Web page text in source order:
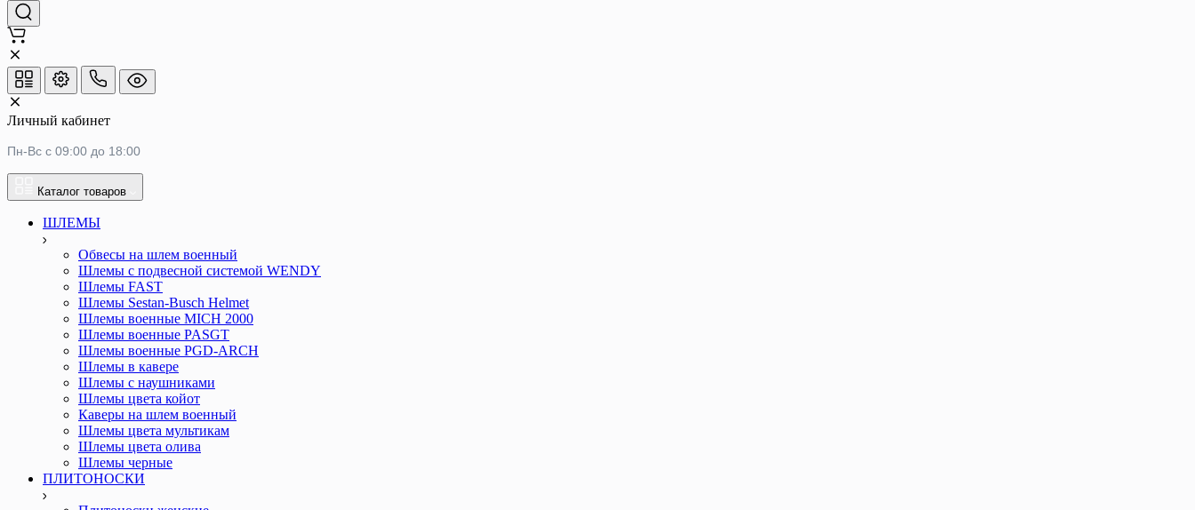
Личный кабинет
Пн-Вс с 09:00 до 18:00
Каталог товаров
ШЛЕМЫ
Обвесы на шлем военный
Шлемы c подвесной системой WENDY
Шлемы FAST
Шлемы Sestan-Busch Helmet
Шлемы военные MICH 2000
Шлемы военные PASGT
Шлемы военные PGD-ARCH
Шлемы в кавере
Шлемы с наушниками
Шлемы цвета койот
Каверы на шлем военный
Шлемы цвета мультикам
Шлемы цвета олива
Шлемы черные
ПЛИТОНОСКИ